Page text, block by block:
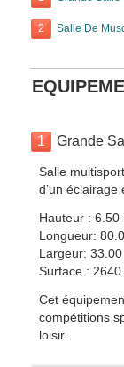
2 Salle De
1 Grande
Salle
d’un
Hauteur : 6.50
Longueur:
Largeur: 33.00
Surface :
Cet
compétitions
loisir.